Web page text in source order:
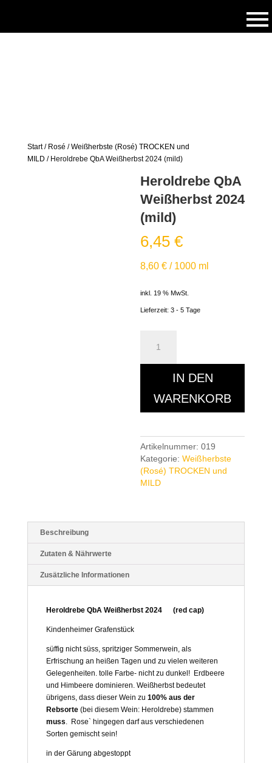
Start/ Rosé /Weißherbste (Rosé) TROCKEN und
MILD / Heroldrebe QbA Weißherbst 2024 (mild)
Heroldrebe QbA
Weißherbst 2024
(mild)
6,45€
8,60€ / 1000 ml
inkl. 19 % MwSt.
Lieferzeit:3 - 5 Tage
Menge
IN DEN
WARENKORB
Artikelnummer:019
Kategorie:Weißherbste
(Rosé) TROCKEN und
MILD
Beschreibung
Zutaten & Nährwerte
Zusätzliche Informationen
Heroldrebe QbA Weißherbst 2024 (red cap)
Kindenheimer Grafenstück
süffig nicht süss, spritziger Sommerwein, als
Erfrischung an heißen Tagen und zu vielen weiteren
Gelegenheiten. tolle Farbe- nicht zu dunkel! Erdbeere
und Himbeere dominieren. Weißherbst bedeutet
übrigens, dass dieser Wein zu 100% aus der
Rebsorte(bei diesem Wein: Heroldrebe) stammen
muss. Rose` hingegen darf aus verschiedenen
Sorten gemischt sein!
in der Gärung abgestoppt